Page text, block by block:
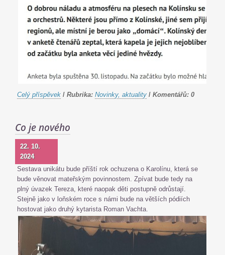
Celý příspěvek / Rubrika: Novinky, aktuality / Komentářů: 0
Co je nového
22. 10.
2024
Sestava unikátu bude příští rok ochuzena o Karolínu, která se
bude věnovat mateřským povinnostem. Zpívat bude tedy na
plný úvazek Tereza, které naopak děti postupně odrůstají.
Stejně jako v loňském roce s námi bude na větších pódiích
hostovat jako druhý kytarista Roman Vachta.